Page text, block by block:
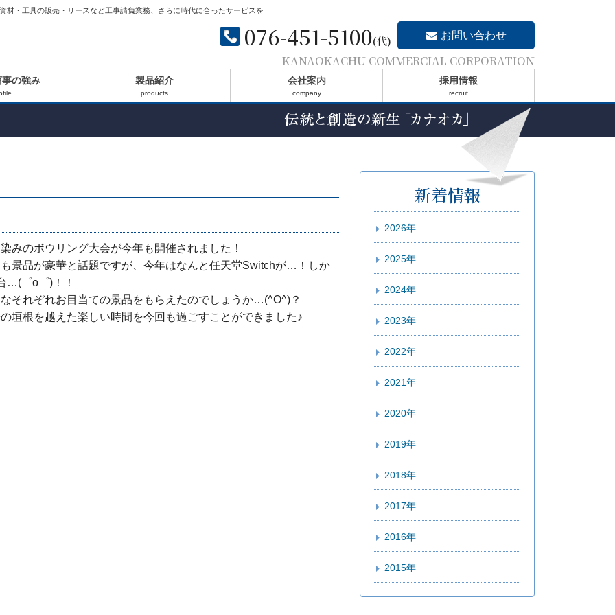
・工具の販売・リースなど工事請負業務、さらに時代に合ったサービスを
076-451-5100(代) お問い合わせ
KANAOKACHU COMMERCIAL CORPORATION
の強み 製品紹介
products
会社案内
company
採用情報
recruit
みのボウリング大会が今年も開催されました！
景品が豪華と話題ですが、今年はなんと任天堂Switchが…！しか
…(゜o゜)！！
それぞれお目当ての景品をもらえたのでしょうか…(^O^)？
垣根を越えた楽しい時間を今回も過ごすことができました♪
新着情報
2026年
2025年
2024年
2023年
2022年
2021年
2020年
2019年
2018年
2017年
2016年
2015年